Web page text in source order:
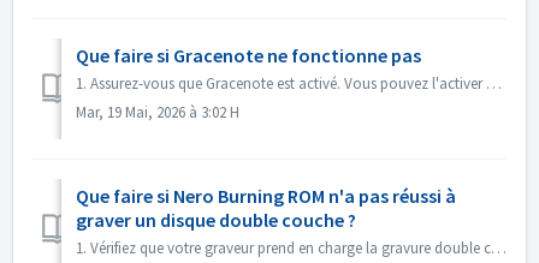
Que faire si Gracenote ne fonctionne pas
1. Assurez-vous que Gracenote est activé. Vous pouvez l'activer dans le menu « Fichier -> Options -> Base de données », en cochant l'option « ...
Mar, 19 Mai, 2026 à 3:02 H
Que faire si Nero Burning ROM n'a pas réussi à
graver un disque double couche ?
1. Vérifiez que votre graveur prend en charge la gravure double couche. 2. Réduisez la vitesse de gravure : une gravure à grande vitesse peut entraîner...